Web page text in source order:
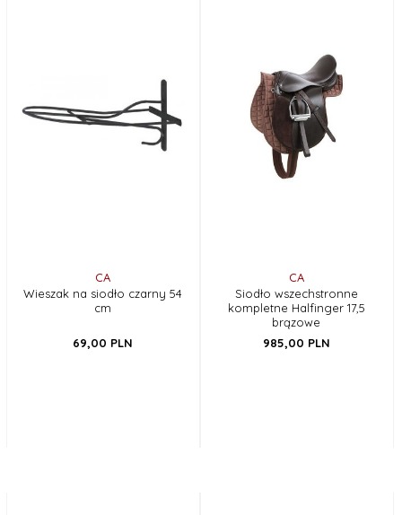
CA
Wieszak na siodło czarny 54
cm
69,00 PLN
CA
Siodło wszechstronne
kompletne Halfinger 17,5
brązowe
985,00 PLN